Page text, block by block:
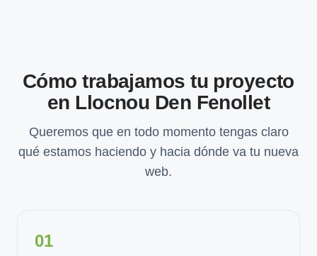
Cómo trabajamos tu proyecto
en Llocnou Den Fenollet
Queremos que en todo momento tengas claro
qué estamos haciendo y hacia dónde va tu nueva
web.
01